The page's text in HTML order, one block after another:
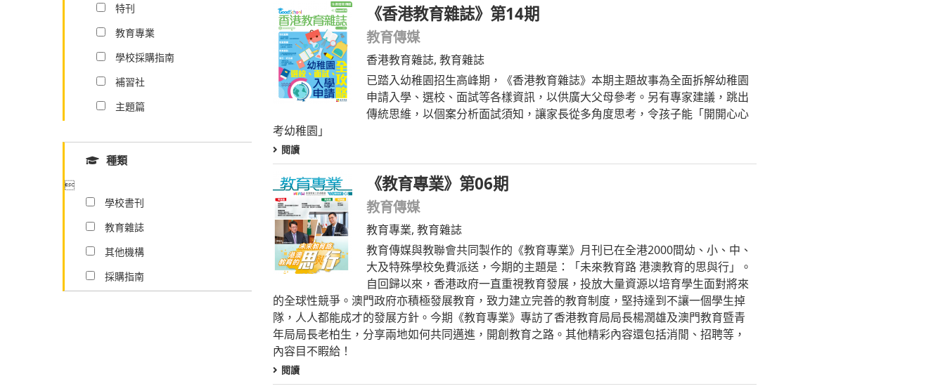
《香港教育雜誌》第14期
教育傳媒
香港教育雜誌, 教育雜誌
已踏入幼稚園招生高峰期，《香港教育雜誌》本期主題故事為全面拆解幼稚園
申請入學、選校、面試等各樣資訊，以供廣大父母參考。另有專家建議，跳出
傳統思維，以個案分析面試須知，讓家長從多角度思考，令孩子能「開開心心
考幼稚園」
閱讀
《教育專業》第06期
教育傳媒
教育專業, 教育雜誌
教育傳媒與教聯會共同製作的《教育專業》月刊已在全港2000間幼、小、中、
大及特殊學校免費派送，今期的主題是：「未來教育路 港澳教育的思與行」。
自回歸以來，香港政府一直重視教育發展，投放大量資源以培育學生面對將來
的全球性競爭。澳門政府亦積極發展教育，致力建立完善的教育制度，堅持達到不讓一個學生掉
隊，人人都能成才的發展方針。今期《教育專業》專訪了香港教育局局長楊潤雄及澳門教育暨青
年局局長老柏生，分享兩地如何共同邁進，開創教育之路。其他精彩內容還包括消閒、招聘等，
內容目不睱給！
閱讀
特刊
教育專業
學校採購指南
補習社
主題篇
種類

學校書刊
教育雜誌
其他機構
採購指南